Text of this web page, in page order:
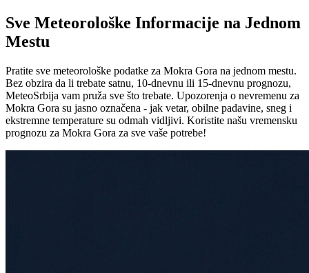
Sve Meteorološke Informacije na Jednom
Mestu
Pratite sve meteorološke podatke za Mokra Gora na jednom mestu.
Bez obzira da li trebate satnu, 10-dnevnu ili 15-dnevnu prognozu,
MeteoSrbija vam pruža sve što trebate. Upozorenja o nevremenu za
Mokra Gora su jasno označena - jak vetar, obilne padavine, sneg i
ekstremne temperature su odmah vidljivi. Koristite našu vremensku
prognozu za Mokra Gora za sve vaše potrebe!